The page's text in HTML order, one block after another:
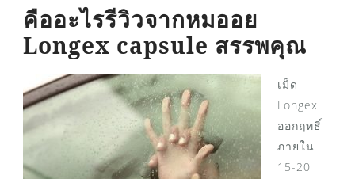
คืออะไรรีวิวจากหมออย
Longex capsule สรรพคุณ
เม็ด
Longex
ออกฤทธิ์
ภายใน
15-20